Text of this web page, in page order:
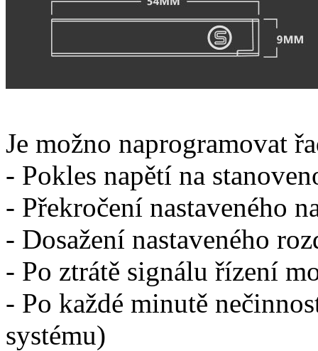
Je možno naprogramovat
- Pokles napětí na
- Překročení nastaveného
- Dosažení nastaveného
- Po ztrátě signálu řízení
- Po každé minutě
systému)